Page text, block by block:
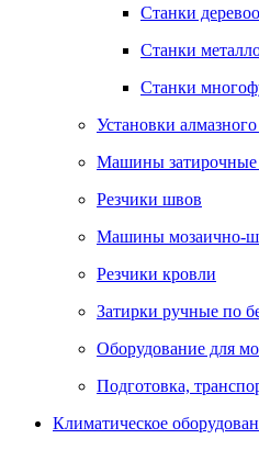
Станки
Станки
Станки
Установки
Машины затирочные
Резчики швов
Машины мозаично-
Резчики кровли
Затирки ручные по
Оборудование для
Подготовка,
Климатическое